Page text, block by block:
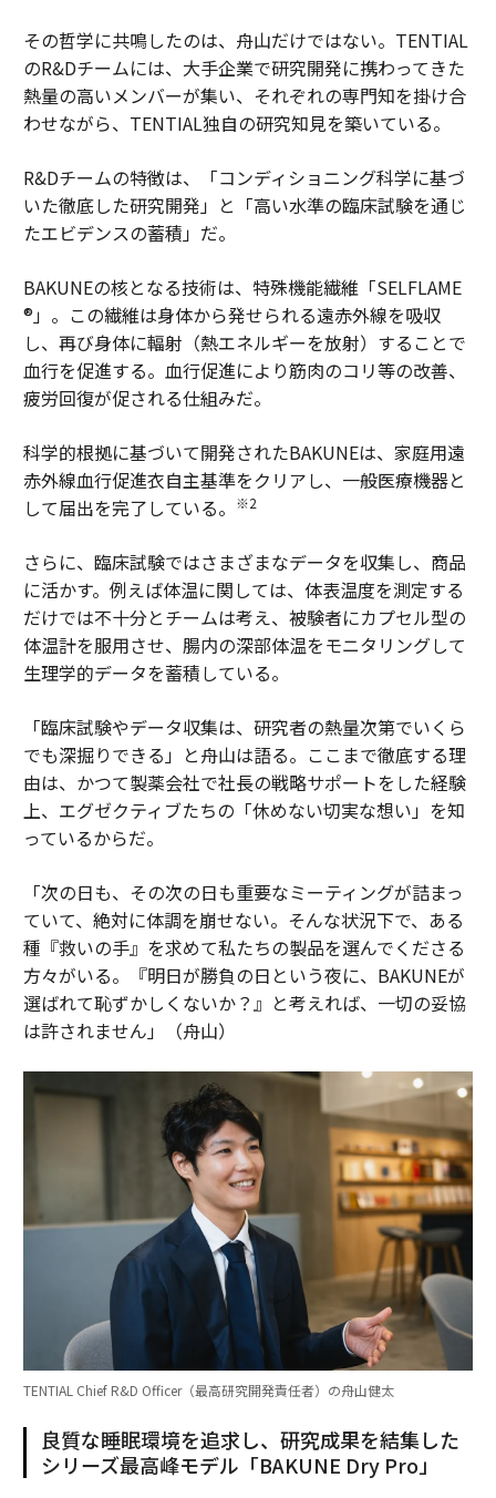
その哲学に共鳴したのは、舟山だけではない。TENTIAL
のR&Dチームには、大手企業で研究開発に携わってきた
熱量の高いメンバーが集い、それぞれの専門知を掛け合
わせながら、TENTIAL独自の研究知見を築いている。
R&Dチームの特徴は、「コンディショニング科学に基づ
いた徹底した研究開発」と「高い水準の臨床試験を通じ
たエビデンスの蓄積」だ。
BAKUNEの核となる技術は、特殊機能繊維「SELFLAME
®」。この繊維は身体から発せられる遠赤外線を吸収
し、再び身体に輻射（熱エネルギーを放射）することで
血行を促進する。血行促進により筋肉のコリ等の改善、
疲労回復が促される仕組みだ。
科学的根拠に基づいて開発されたBAKUNEは、家庭用遠
赤外線血行促進衣自主基準をクリアし、一般医療機器と
して届出を完了している。
※2
さらに、臨床試験ではさまざまなデータを収集し、商品
に活かす。例えば体温に関しては、体表温度を測定する
だけでは不十分とチームは考え、被験者にカプセル型の
体温計を服用させ、腸内の深部体温をモニタリングして
生理学的データを蓄積している。
「臨床試験やデータ収集は、研究者の熱量次第でいくら
でも深掘りできる」と舟山は語る。ここまで徹底する理
由は、かつて製薬会社で社長の戦略サポートをした経験
上、エグゼクティブたちの「休めない切実な想い」を知
っているからだ。
「次の日も、その次の日も重要なミーティングが詰まっ
ていて、絶対に体調を崩せない。そんな状況下で、ある
種『救いの手』を求めて私たちの製品を選んでくださる
方々がいる。『明日が勝負の日という夜に、BAKUNEが
選ばれて恥ずかしくないか？』と考えれば、一切の妥協
は許されません」（舟山）
TENTIAL Chief R&D Officer（最高研究開発責任者）の舟山健太
良質な睡眠環境を追求し、研究成果を結集した
シリーズ最高峰モデル「BAKUNE Dry Pro」